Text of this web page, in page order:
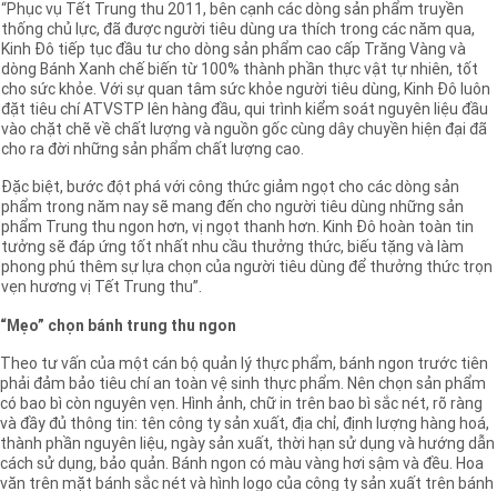
“Phục vụ Tết Trung thu 2011, bên cạnh các dòng sản phẩm truyền
thống chủ lực, đã được người tiêu dùng ưa thích trong các năm qua,
Kinh Đô tiếp tục đầu tư cho dòng sản phẩm cao cấp Trăng Vàng và
dòng Bánh Xanh chế biến từ 100% thành phần thực vật tự nhiên, tốt
cho sức khỏe. Với sự quan tâm sức khỏe người tiêu dùng, Kinh Đô luôn
đặt tiêu chí ATVSTP lên hàng đầu, qui trình kiểm soát nguyên liệu đầu
vào chặt chẽ về chất lượng và nguồn gốc cùng dây chuyền hiện đại đã
cho ra đời những sản phẩm chất lượng cao.
Đặc biệt, bước đột phá với công thức giảm ngọt cho các dòng sản
phẩm trong năm nay sẽ mang đến cho người tiêu dùng những sản
phẩm Trung thu ngon hơn, vị ngọt thanh hơn. Kinh Đô hoàn toàn tin
tưởng sẽ đáp ứng tốt nhất nhu cầu thưởng thức, biếu tặng và làm
phong phú thêm sự lựa chọn của người tiêu dùng để thưởng thức trọn
vẹn hương vị Tết Trung thu”.
“Mẹo” chọn bánh trung thu ngon
Theo tư vấn của một cán bộ quản lý thực phẩm, bánh ngon trước tiên
phải đảm bảo tiêu chí an toàn vệ sinh thực phẩm. Nên chọn sản phẩm
có bao bì còn nguyên vẹn. Hình ảnh, chữ in trên bao bì sắc nét, rõ ràng
và đầy đủ thông tin: tên công ty sản xuất, địa chỉ, định lượng hàng hoá,
thành phần nguyên liệu, ngày sản xuất, thời hạn sử dụng và hướng dẫn
cách sử dụng, bảo quản. Bánh ngon có màu vàng hơi sậm và đều. Hoa
văn trên mặt bánh sắc nét và hình logo của công ty sản xuất trên bánh